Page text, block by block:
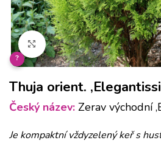
Klikněte pro zvětšení
?
Thuja orient.
Český název: Zerav východní
Je kompaktní vždyzelený keř s